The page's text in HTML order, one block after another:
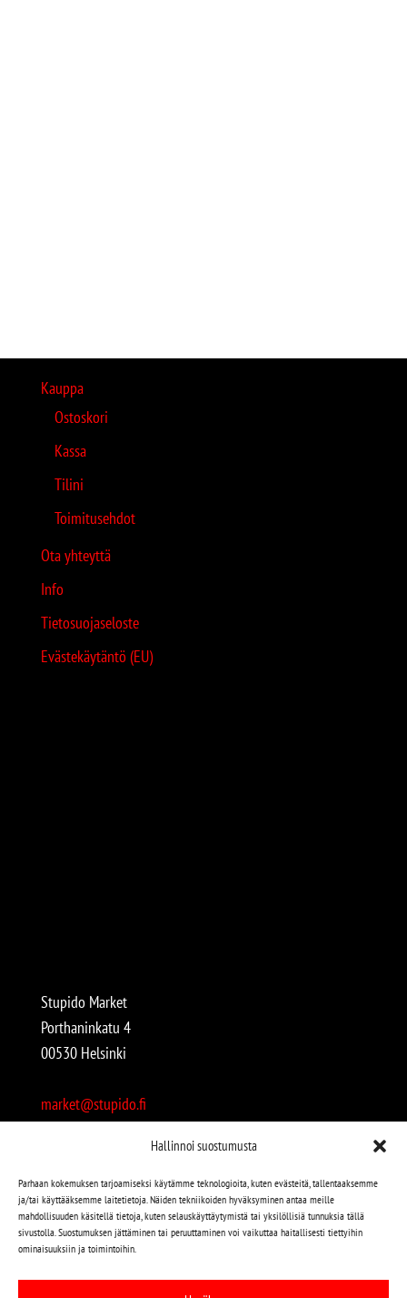
Hallinnoi suostumusta
Parhaan kokemuksen tarjoamiseksi käytämme teknologioita, kuten evästeitä, tallentaaksemme
ja/tai käyttääksemme laitetietoja. Näiden tekniikoiden hyväksyminen antaa meille
mahdollisuuden käsitellä tietoja, kuten selauskäyttäytymistä tai yksilöllisiä tunnuksia tällä
sivustolla. Suostumuksen jättäminen tai peruuttaminen voi vaikuttaa haitallisesti tiettyihin
ominaisuuksiin ja toimintoihin.
Kauppa
Ostoskori
Kassa
Tilini
Toimitusehdot
Ota yhteyttä
Info
Tietosuojaseloste
Evästekäytäntö (EU)
Stupido Market
Porthaninkatu 4
00530 Helsinki
market@stupido.fi
Avoinna:
arkisin 12-18
lauantaisin 12-17
Stupido löytyy myös kivijalasta!